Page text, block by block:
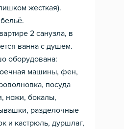
жесткая).
2 санузла, в
ванна с душем.
оборудована:
машины, фен,
посуда
ножи, бокалы,
разделочные
и кастрюль, дуршлаг,